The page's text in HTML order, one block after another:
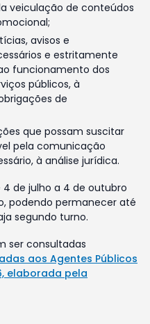
veiculação de conteúdos
avisos e
e estritamente
funcionamento dos
públicos, à
de
que possam suscitar
pela comunicação
à análise jurídica.
4 de julho a 4 de outubro
podendo permanecer até
segundo turno.
ser consultadas
aos Agentes Públicos
elaborada pela